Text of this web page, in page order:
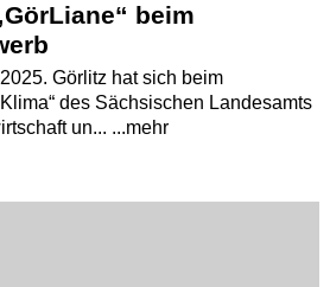
beim
Görlitz hat sich beim
des Sächsischen Landesamts
un... ...mehr